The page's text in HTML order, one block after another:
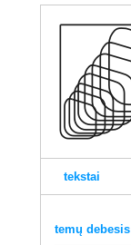
tekstai
temų debesis